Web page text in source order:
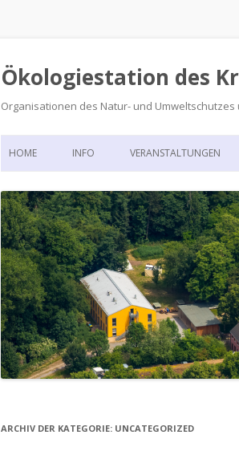
Ökologiestation des
Organisationen des Natur- und Umweltschutzes
HOME INFO
DIE ÖKOLOGIESTATION – FAST
900 JAHRE VORGESCHICHTE
VERANSTALTUNGEN
ARCHIV DER KATEGORIE: UNCATEGORIZED